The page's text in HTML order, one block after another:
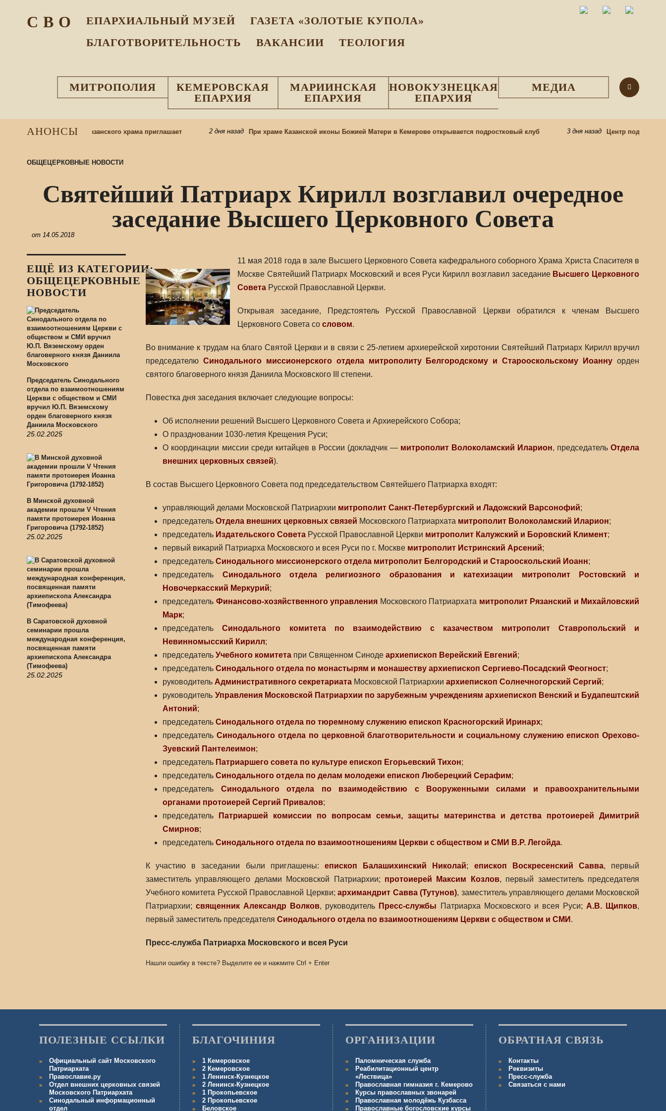
С В О ЕПАРХИАЛЬНЫЙ МУЗEЙ
ГАЗЕТА «ЗОЛОТЫЕ КУПОЛА»
БЛАГОТВОРИТЕЛЬНОСТЬ
ВАКАНСИИ ТЕОЛОГИЯ
МИТРОПОЛИЯ
КЕМЕРОВСКАЯ
ЕПАРХИЯ
МАРИИНСКАЯ
ЕПАРХИЯ
НОВОКУЗНЕЦКАЯ
ЕПАРХИЯ
МЕДИА
АНОНСЫ
школу: приход Казанского храма приглашает 2 дня назад При храме Казанской иконы Божией Матери в Кемерове открывается подростковый клуб 3 дня назад Центр подготовки
ОБЩЕЦЕРКОВНЫЕ НОВОСТИ
Святейший Патриарх Кирилл возглавил очередное
заседание Высшего Церковного Совета
от 14.05.2018
ЕЩЁ ИЗ КАТЕГОРИИ:
ОБЩЕЦЕРКОВНЫЕ
НОВОСТИ
Председатель Синодального
отдела по взаимоотношениям
Церкви с обществом и СМИ
вручил Ю.П. Вяземскому
орден благоверного князя
Даниила Московского
25.02.2025
В Минской духовной
академии прошли V Чтения
памяти протоиерея Иоанна
Григоровича (1792-1852)
25.02.2025
В Саратовской духовной
семинарии прошла
международная конференция,
посвященная памяти
архиепископа Александра
(Тимофеева)
25.02.2025
11 мая 2018 года в зале Высшего Церковного Совета кафедрального соборного Храма Христа Спасителя в
Москве Святейший Патриарх Московский и всея Руси Кирилл возглавил заседание Высшего Церковного
СоветаРусской Православной Церкви.
Открывая заседание, Предстоятель Русской Православной Церкви обратился к членам Высшего
Церковного Совета со словом.
Во внимание к трудам на благо Святой Церкви и в связи с 25-летием архиерейской хиротонии Святейший Патриарх Кирилл вручил
председателю Синодального миссионерского отдела митрополиту Белгородскому и Старооскольскому Иоанну орден
святого благоверного князя Даниила Московского III степени.
Повестка дня заседания включает следующие вопросы:
Об исполнении решений Высшего Церковного Совета и Архиерейского Собора;
О праздновании 1030-летия Крещения Руси;
О координации миссии среди китайцев в России (докладчик — митрополит Волоколамский Иларион, председательОтдела
внешних церковных связей).
В состав Высшего Церковного Совета под председательством Святейшего Патриарха входят:
управляющий делами Московской Патриархии митрополит Санкт-Петербургский и Ладожский Варсонофий;
председательОтдела внешних церковных связей Московского Патриархата митрополит Волоколамский Иларион;
председатель Издательского Совета Русской Православной Церкви митрополит Калужский и Боровский Климент;
первый викарий Патриарха Московского и всея Руси по г. Москве митрополит Истринский Арсений;
председательСинодального миссионерского отдела митрополит Белгородский и Старооскольский Иоанн;
председатель Синодального отдела религиозного образования и катехизации
митрополит Ростовский и
Новочеркасский Меркурий;
председатель Финансово-хозяйственного управления Московского Патриархата митрополит Рязанский и Михайловский
Марк;
председательСинодального комитета по взаимодействию с казачеством
митрополит Ставропольский и
Невинномысский Кирилл;
председательУчебного комитета при Священном Синодеархиепископ Верейский Евгений;
председательСинодального отдела по монастырям и монашеству архиепископ Сергиево-Посадский Феогност;
руководитель Административного секретариата Московской Патриархииархиепископ Солнечногорский Сергий;
руководитель Управления Московской Патриархии по зарубежным учреждениям архиепископ Венский и Будапештский
Антоний;
председательСинодального отдела по тюремному служению епископ Красногорский Иринарх;
председательСинодального отдела по церковной благотворительности и социальному служению епископ Орехово-
Зуевский Пантелеимон;
председатель Патриаршего совета по культуре епископ Егорьевский Тихон;
председательСинодального отдела по делам молодежи епископ Люберецкий Серафим;
председатель Синодального отдела по взаимодействию с Вооруженными силами и правоохранительными
органами протоиерей Сергий Привалов;
председатель
Патриаршей комиссии по вопросам семьи, защиты материнства и детства
протоиерей Димитрий
Смирнов;
председательСинодального отдела по взаимоотношениям Церкви с обществом и СМИ В.Р. Легойда.
К участию в заседании были приглашены: епископ Балашихинский Николай; епископ Воскресенский Савва, первый
заместитель управляющего делами Московской Патриархии; протоиерей Максим Козлов, первый заместитель председателя
Учебного комитета Русской Православной Церкви;архимандрит Савва (Тутунов), заместитель управляющего делами Московской
Патриархии; священник Александр Волков, руководитель Пресс-службы Патриарха Московского и всея Руси; А.В. Щипков,
первый заместитель председателя Синодального отдела по взаимоотношениям Церкви с обществом и СМИ .
Пресс-служба Патриарха Московского и всея Руси
Нашли ошибку в тексте? Выделите ее и нажмите Ctrl + Enter
ПОЛЕЗНЫЕ ССЫЛКИ
Официальный сайт Московского
Патриархата
Православие.ру
Отдел внешних церковных связей
Московского Патриархата
Синодальный информационный
отдел
БЛАГОЧИНИЯ
1 Кемеровское
2 Кемеровское
1 Ленинск-Кузнецкое
2 Ленинск-Кузнецкое
1 Прокопьевское
2 Прокопьевское
Беловское
ОРГАНИЗАЦИИ
Паломническая служба
Реабилитационный центр
«Лествица»
Православная гимназия г. Кемерово
Курсы православных звонарей
Православная молодёжь Кузбасса
Православные богословские курсы
ОБРАТНАЯ СВЯЗЬ
Контакты
Реквизиты
Пресс-служба
Связаться с нами